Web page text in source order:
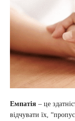
Емпатія – це
відчувати їх,